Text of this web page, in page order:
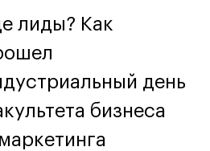
лиды? Как
день
бизнеса